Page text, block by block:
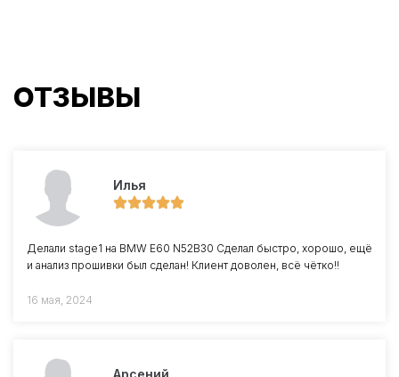
ОТЗЫВЫ
Илья
Делали stage1 на BMW E60 N52B30 Сделал быстро, хорошо, ещё
и анализ прошивки был сделан! Клиент доволен, всё чётко!!
16 мая, 2024
Арсений